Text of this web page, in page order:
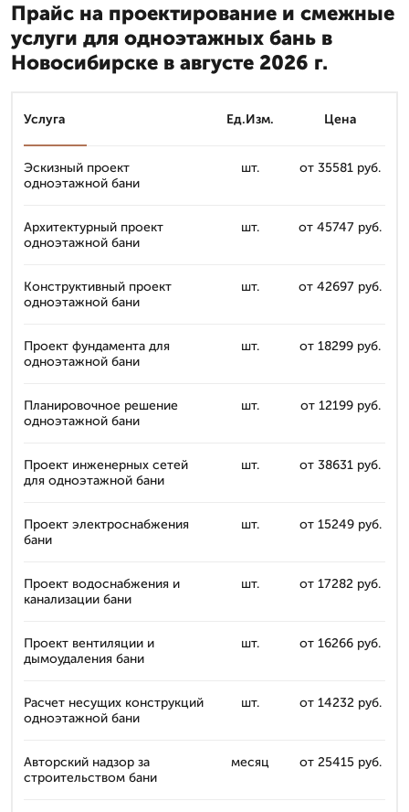
Прайс на проектирование и смежные
услуги для одноэтажных бань в
Новосибирске в августе 2026 г.
Услуга Ед.Изм. Цена
Эскизный проект
одноэтажной бани
шт. от 35581 руб.
Архитектурный проект
одноэтажной бани
шт. от 45747 руб.
Конструктивный проект
одноэтажной бани
шт. от 42697 руб.
Проект фундамента для
одноэтажной бани
шт. от 18299 руб.
Планировочное решение
одноэтажной бани
шт. от 12199 руб.
Проект инженерных сетей
для одноэтажной бани
шт. от 38631 руб.
Проект электроснабжения
бани
шт. от 15249 руб.
Проект водоснабжения и
канализации бани
шт. от 17282 руб.
Проект вентиляции и
дымоудаления бани
шт. от 16266 руб.
Расчет несущих конструкций
одноэтажной бани
шт. от 14232 руб.
Авторский надзор за
строительством бани
месяц от 25415 руб.